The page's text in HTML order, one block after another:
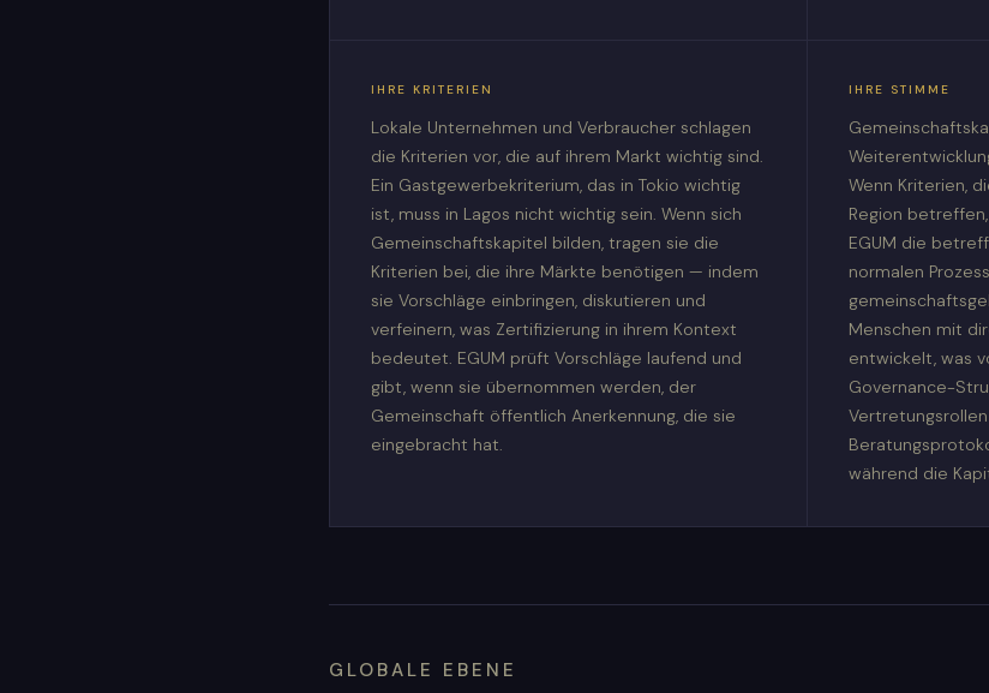
IHRE KRITERIEN
Lokale Unternehmen und Verbraucher schlagen
die Kriterien vor, die auf ihrem Markt wichtig sind.
Ein Gastgewerbekriterium, das in Tokio wichtig
ist, muss in Lagos nicht wichtig sein. Wenn sich
Gemeinschaftskapitel bilden, tragen sie die
Kriterien bei, die ihre Märkte benötigen — indem
sie Vorschläge einbringen, diskutieren und
verfeinern, was Zertifizierung in ihrem Kontext
bedeutet. EGUM prüft Vorschläge laufend und
gibt, wenn sie übernommen werden, der
Gemeinschaft öffentlich Anerkennung, die sie
eingebracht hat.
IHRE STIMME
Wenn Kriterien,
Region
EGUM die
normalen
Menschen mit
entwickelt, was
Governance-
während die
GLOBALE EBENE